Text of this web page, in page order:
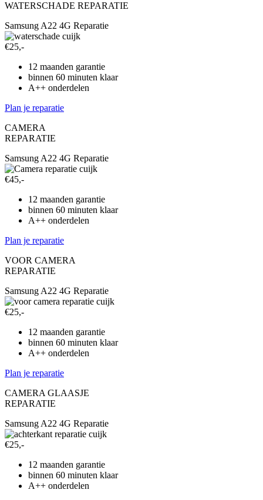
WATERSCHADE REPARATIE
Samsung A22 4G Reparatie
€25,-
12 maanden garantie
binnen 60 minuten klaar
A++ onderdelen
Plan je reparatie
CAMERA
REPARATIE
Samsung A22 4G Reparatie
€45,-
12 maanden garantie
binnen 60 minuten klaar
A++ onderdelen
Plan je reparatie
VOOR CAMERA
REPARATIE
Samsung A22 4G Reparatie
€25,-
12 maanden garantie
binnen 60 minuten klaar
A++ onderdelen
Plan je reparatie
CAMERA GLAASJE
REPARATIE
Samsung A22 4G Reparatie
€25,-
12 maanden garantie
binnen 60 minuten klaar
A++ onderdelen